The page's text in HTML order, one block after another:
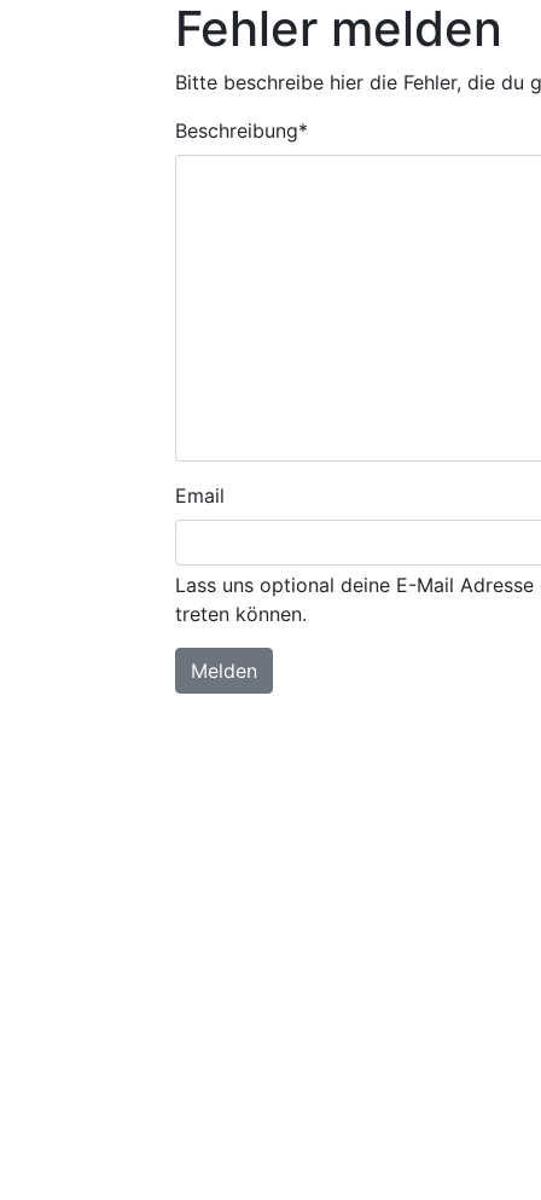
Fehler melden
Bitte beschreibe hier die Fehler, die du
Beschreibung*
Email
Lass uns optional deine E-Mail
treten können.
Melden